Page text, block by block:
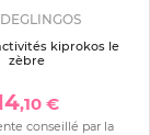
kiprokos le
zèbre
,10 €
conseillé par la